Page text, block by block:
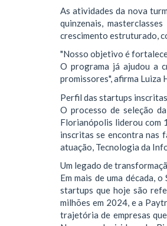
As atividades da nova
quinzenais,
crescimento estruturado,
"Nosso objetivo é
O programa já ajudou a
promissores", afirma Luiza
Perfil das startups inscritas
O processo de seleção
Florianópolis liderou com
inscritas se encontra nas
atuação, Tecnologia da
Um legado de
Em mais de uma década,
startups que hoje são
milhões em 2024, e a
trajetória de empresas